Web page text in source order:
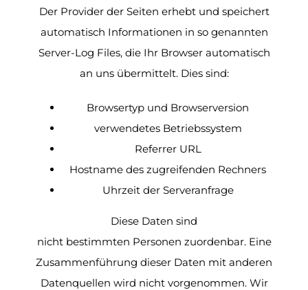
Der Provider der Seiten erhebt und speichert
automatisch Informationen in so genannten
Server-Log Files, die Ihr Browser automatisch
an uns übermittelt. Dies sind:
Browsertyp und Browserversion
verwendetes Betriebssystem
Referrer URL
Hostname des zugreifenden Rechners
Uhrzeit der Serveranfrage
Diese Daten sind
nicht bestimmten Personen zuordenbar. Eine
Zusammenführung dieser Daten mit anderen
Datenquellen wird nicht vorgenommen. Wir